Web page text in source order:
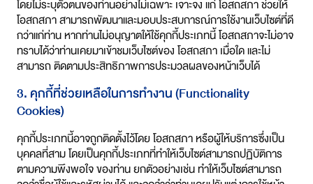
โดยไม่ระบุตัวตนของท่านอย่างไม่เฉพาะ เจาะจง แก่ โอสถสภา ช่วยให้
โอสถสภา สามารถพัฒนาและมอบประสบการณ์การใช้งานเว็บไซต์ที่ดี
กว่าแก่ท่าน หากท่านไม่อนุญาตให้ใช้คุกกี้ประเภทนี้ โอสถสภาจะไม่อาจ
ทราบได้ว่าท่านเคยมาเข้าชมเว็บไซต์ของ โอสถสภา เมื่อใด และไม่
สามารถ ติดตามประสิทธิภาพการประมวลผลของหน้าเว็บได้
3. คุกกี้ที่ช่วยเหลือในการทำงาน (Functionality
Cookies)
คุกกี้ประเภทนี้อาจถูกติดตั้งไว้โดย โอสถสภา หรือผู้ให้บริการซึ่งเป็น
บุคคลที่สาม โดยเป็นคุกกี้ประเภทที่ทำให้เว็บไซต์สามารถปฏิบัติการ
ตามความพึงพอใจ ของท่าน ยกตัวอย่างเช่น ทำให้เว็บไซต์สามารถ